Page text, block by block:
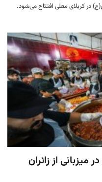
در کربلای معلی افتتاح می‌شود.
از زائران